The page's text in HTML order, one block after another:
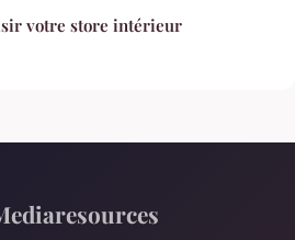
votre store intérieur